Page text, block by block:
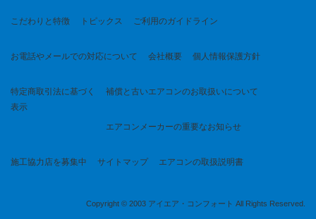
こだわりと特徴 トピックス ご利用のガイドライン
お電話やメールでの対応について 会社概要 個人情報保護方針
特定商取引法に基づく
表示
補償と古いエアコンのお取扱いについて
エアコンメーカーの重要なお知らせ
施工協力店を募集中 サイトマップ エアコンの取扱説明書
Copyright © 2003 アイエア・コンフォート All Rights Reserved.